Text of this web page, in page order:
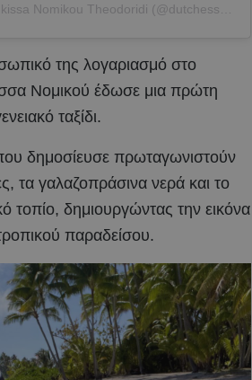
A post shared by Doukissa Nomikou Theodoridi (@dutchesss_)
της λογαριασμό στο
Νομικού έδωσε μια πρώτη
ταξίδι.
δημοσίευσε πρωταγωνιστούν
τα γαλαζοπράσινα νερά και το
τοπίο, δημιουργώντας την εικόνα
παραδείσου.